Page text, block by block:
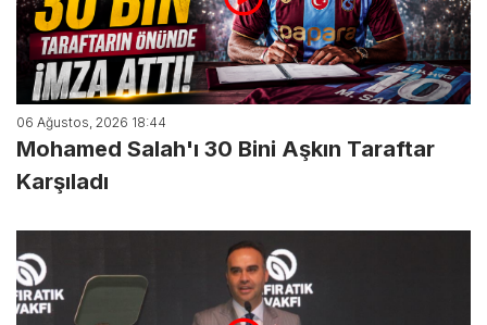
06 Ağustos, 2026 18:44
Mohamed Salah'ı 30 Bini Aşkın Taraftar
Karşıladı